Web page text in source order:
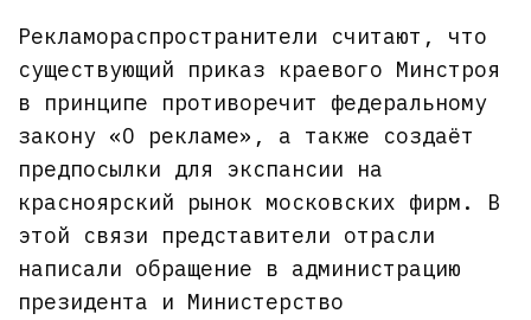
Рекламораспространители считают, что
существующий приказ краевого Минстроя
в принципе противоречит федеральному
закону «О рекламе», а также создаёт
предпосылки для экспансии на
красноярский рынок московских фирм. В
этой связи представители отрасли
написали обращение в администрацию
президента и Министерство